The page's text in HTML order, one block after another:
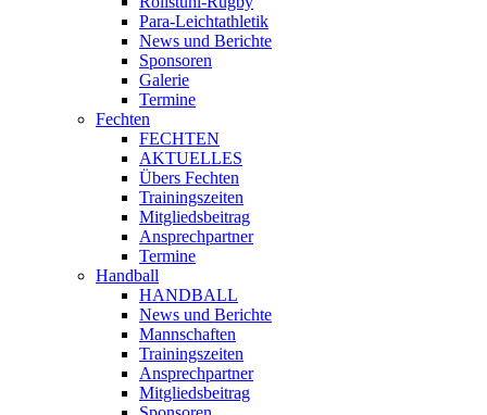
Para-Leichtathletik
News und Berichte
Sponsoren
Galerie
Termine
Fechten
FECHTEN
AKTUELLES
Übers Fechten
Trainingszeiten
Mitgliedsbeitrag
Ansprechpartner
Termine
Handball
HANDBALL
News und Berichte
Mannschaften
Trainingszeiten
Ansprechpartner
Mitgliedsbeitrag